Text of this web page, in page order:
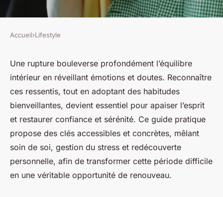
LIFESTYLE
Retrouver l'équilibre intérieur
après une rupture : guide
pratique
Lou•12 octobre 2025•5 min de lecture
Accueil›Lifestyle
Une rupture bouleverse profondément l’équilibre
intérieur en réveillant émotions et doutes. Reconnaître
ces ressentis, tout en adoptant des habitudes
bienveillantes, devient essentiel pour apaiser l’esprit
et restaurer confiance et sérénité. Ce guide pratique
propose des clés accessibles et concrètes, mêlant
soin de soi, gestion du stress et redécouverte
personnelle, afin de transformer cette période difficile
en une véritable opportunité de renouveau.